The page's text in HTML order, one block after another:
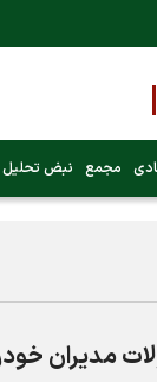
مجمع نبض تحلیل
مدیران